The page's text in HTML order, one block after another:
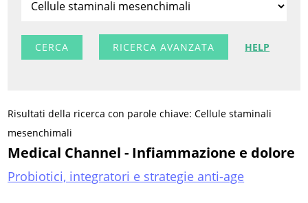
RICERCA AVANZATA HELP
Risultati della ricerca con parole chiave: Cellule staminali
mesenchimali
Medical Channel - Infiammazione e dolore
Probiotici, integratori e strategie anti-age